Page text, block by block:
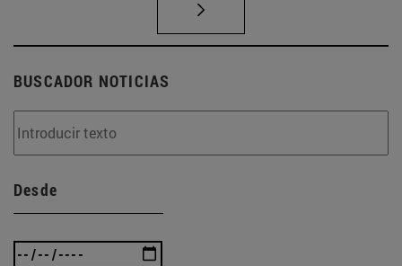
BUSCADOR NOTICIAS
Desde